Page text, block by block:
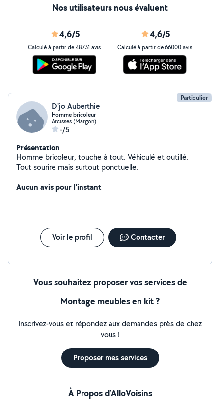
Nos utilisateurs nous évaluent
4,6/5
Calculé à partir de 48731 avis
4,6/5
Calculé à partir de 66000 avis
Particulier
D'jo Auberthie
Homme bricoleur
Arcisses (Margon)
-/5
Présentation
Homme bricoleur, touche à tout. Véhiculé et outillé.
Tout sourire mais surtout ponctuelle.
Aucun avis pour l'instant
Voir le profil Contacter
Vous souhaitez proposer vos services de
Montage meubles en kit ?
Inscrivez-vous et répondez aux demandes près de chez
vous !
Proposer mes services
À Propos d’AlloVoisins